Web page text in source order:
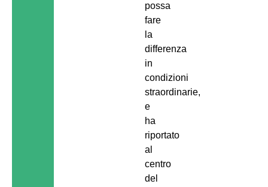
possa
fare
la
differenza
in
condizioni
straordinarie,
e
ha
riportato
al
centro
del